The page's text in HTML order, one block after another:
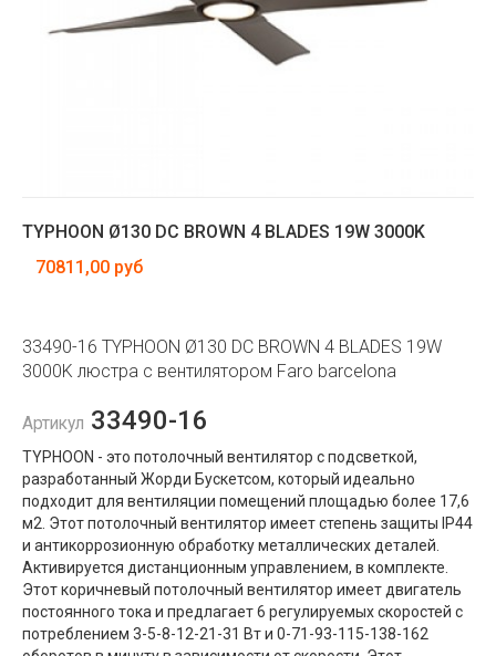
TYPHOON Ø130 DC BROWN 4 BLADES 19W 3000K
70811,00 руб
33490-16 TYPHOON Ø130 DC BROWN 4 BLADES 19W
3000K люстра с вентилятором Faro barcelona
Артикул 33490-16
TYPHOON - это потолочный вентилятор с подсветкой,
разработанный Жорди Бускетсом, который идеально
подходит для вентиляции помещений площадью более 17,6
м2. Этот потолочный вентилятор имеет степень защиты IP44
и антикоррозионную обработку металлических деталей.
Активируется дистанционным управлением, в комплекте.
Этот коричневый потолочный вентилятор имеет двигатель
постоянного тока и предлагает 6 регулируемых скоростей с
потреблением 3-5-8-12-21-31 Вт и 0-71-93-115-138-162